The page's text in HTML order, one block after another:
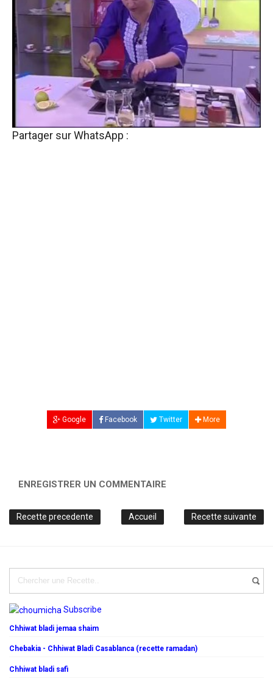
Partager sur WhatsApp :
Google Facebook Twitter More
ENREGISTRER UN COMMENTAIRE
Recette precedente Recette suivante
Accueil
Subscribe
Chhiwat bladi jemaa shaim
Chebakia - Chhiwat Bladi Casablanca (recette ramadan)
Chhiwat bladi safi